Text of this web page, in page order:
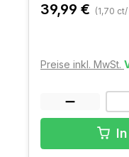
39,99 € (1,70
Preise inkl. MwSt.